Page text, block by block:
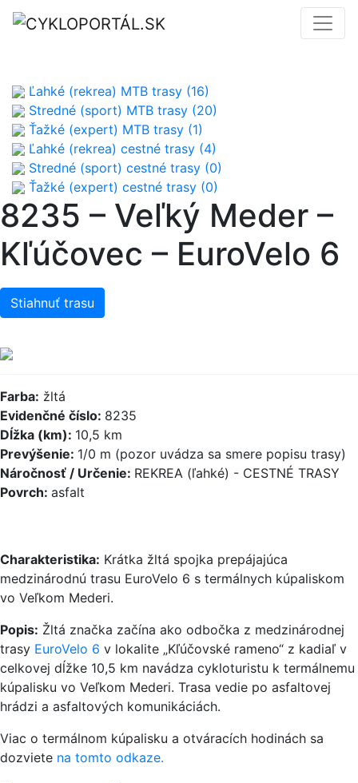
Ľahké (rekrea) MTB trasy (16)
Stredné (sport) MTB trasy (20)
Ťažké (expert) MTB trasy (1)
Ľahké (rekrea) cestné trasy (4)
Stredné (sport) cestné trasy (0)
Ťažké (expert) cestné trasy (0)
8235 – Veľký Meder –
Kľúčovec – EuroVelo 6
Stiahnuť trasu
Farba: žltá
Evidenčné číslo: 8235
Dĺžka (km): 10,5 km
Prevýšenie: 1/0 m (pozor uvádza sa smere popisu trasy)
Náročnosť / Určenie: REKREA (ľahké) - CESTNÉ TRASY
Povrch: asfalt
Charakteristika: Krátka žltá spojka prepájajúca
medzinárodnú trasu EuroVelo 6 s termálnych kúpaliskom
vo Veľkom Mederi.
Popis: Žltá značka začína ako odbočka z medzinárodnej
trasy EuroVelo 6 v lokalite „Kľúčovské rameno“ z kadiaľ v
celkovej dĺžke 10,5 km navádza cykloturistu k termálnemu
kúpalisku vo Veľkom Mederi. Trasa vedie po asfaltovej
hrádzi a asfaltových komunikáciách.
Viac o termálnom kúpalisku a otváracích hodinách sa
dozviete na tomto odkaze.